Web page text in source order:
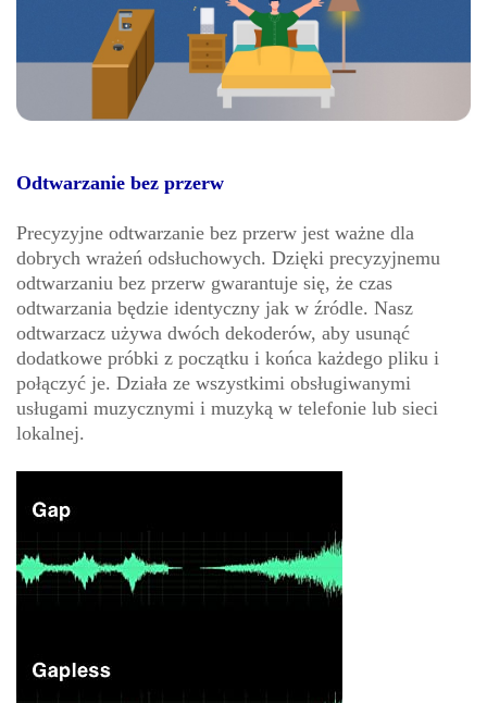
Odtwarzanie bez przerw
Precyzyjne odtwarzanie bez przerw jest ważne dla
dobrych wrażeń odsłuchowych. Dzięki precyzyjnemu
odtwarzaniu bez przerw gwarantuje się, że czas
odtwarzania będzie identyczny jak w źródle. Nasz
odtwarzacz używa dwóch dekoderów, aby usunąć
dodatkowe próbki z początku i końca każdego pliku i
połączyć je. Działa ze wszystkimi obsługiwanymi
usługami muzycznymi i muzyką w telefonie lub sieci
lokalnej.